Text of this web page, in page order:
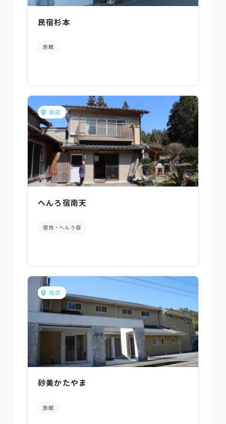
民宿杉本
旅館
南部
へんろ宿南天
宿坊・へんろ宿
南部
砂美かたやま
旅館